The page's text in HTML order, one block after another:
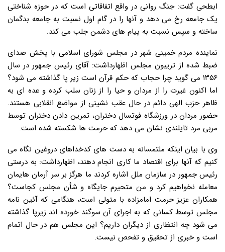
ابطحی گفت: جنگ روانی در واقع اتفاقاتی است که در حوزه شناختی
یک جامعه رخ می دهد و آنها را در گام اول نسبت به جامعه بدگمان
ساخته و سپس نسبت به پیام های دشمن جلب می کند.
نماینده مردم خمینی شهر در مجلس شورای اسلامی با پخش صدای
ضبط شده از تریبون مجلس اظهارداشت: آقای رئیس جمهور در سال
۱۳۵۶ می گوید چرا حجاب که حکم قرآن است زیر پا گذاشته می شود؟
اما اکنون غیرت را از مردان و حیا را از زنان سلب کرده و عده ای به
ظاهر حزب الهی دائم در حال عقب نشینی از مواضع انقلابی هستند.
حضور مردان در ورزشگاه فوتسال دختران، تمرین دادن دختران توسط
مربی مرد تایلندی نشان می دهد که حرمت ها شکسته شده است.
وی با بیان اینکه ملتمسانه به دست های کدخداهای دروغین نگاه می
کنیم که آنها برای اقتصاد ما کاری انجام دهند، اظهارداشت: به درستی
رئیس جمهور در سازمان ملل اشاره کردند ما هرگز بر سر آرمان هایمان
معامله نخواهیم کرد و من متحیرم جایگاه و شأن مجلس کجاست؟
همکاران عزیز حرمت امامزاده با متولی است، هنگامی که آئین نامه
مجلس توسط کسانی که به اجرای آن سوگند خورده اند زیرپا گذاشته
می شود چه انتظاری از دیگران داریم؟ این مجلس هم در حال اتمام
است و خبری از تحقیق و تفحص نیست.